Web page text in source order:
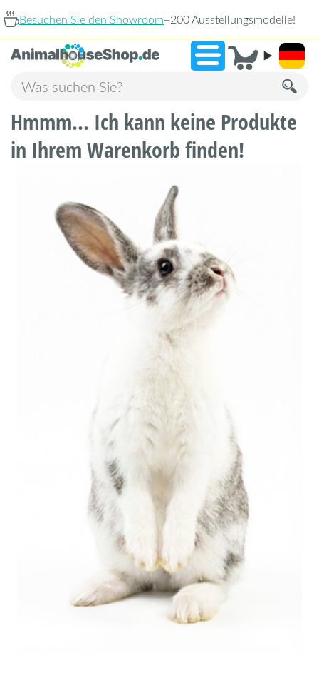
+200 Ausstellungsmodelle!
Hmmm... Ich kann keine Produkte
in Ihrem Warenkorb finden!